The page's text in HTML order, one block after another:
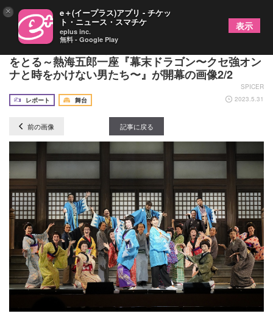
檀れいと玉井詩織（ももいろクローバーZ）も笑い
をとる～熱海五郎一座『幕末ドラゴン〜クセ強オン
ナと時をかけない男たち〜』が開幕の画像2/2
SPICER
レポート
舞台 2023.5.31
前の画像 記事に戻る
× e＋(イープラス)アプリ - チケッ
ト・ニュース・スマチケ
eplus inc.
無料 - Google Play
表示